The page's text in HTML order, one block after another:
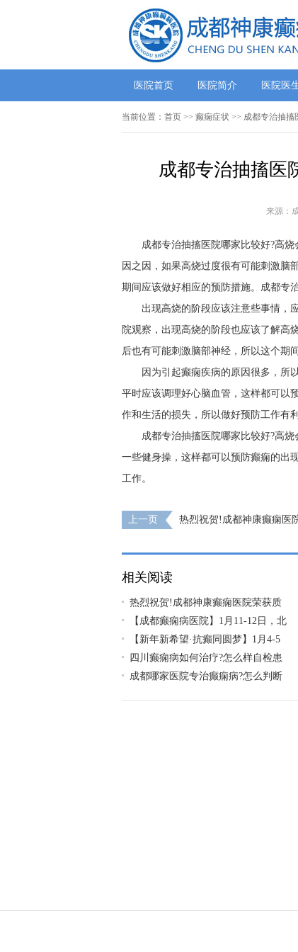
医院首页 医院简介 医院医
当前位置： 首页 >> 癫痫症状 >> 成都专治抽搐
成都专治抽搐医
来源：
成都专治抽搐医院哪家比较好?高
因之因，如果高烧过度很有可能刺激脑
期间应该做好相应的预防措施。成都专
出现高烧的阶段应该注意些事情，
院观察，出现高烧的阶段也应该了解高
后也有可能刺激脑部神经，所以这个期
因为引起癫痫疾病的原因很多，所
平时应该调理好心脑血管，这样都可以
作和生活的损失，所以做好预防工作有
成都专治抽搐医院哪家比较好?高
一些健身操，这样都可以预防癫痫的出
工作。
上一页
热烈祝贺!成都神康癫痫医
相关阅读
热烈祝贺!成都神康癫痫医院荣获质
【成都癫痫病医院】1月11-12日，北
【新年新希望·抗癫同圆梦】1月4-5
四川癫痫病如何治疗?怎么样自检患
成都哪家医院专治癫痫病?怎么判断